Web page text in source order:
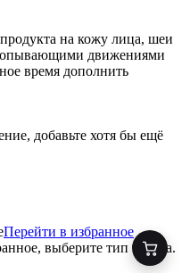
на кожу лица, шеи
движениями
время дополнить
добавьте хотя бы ещё
Перейти в избранное
выберите тип товара.